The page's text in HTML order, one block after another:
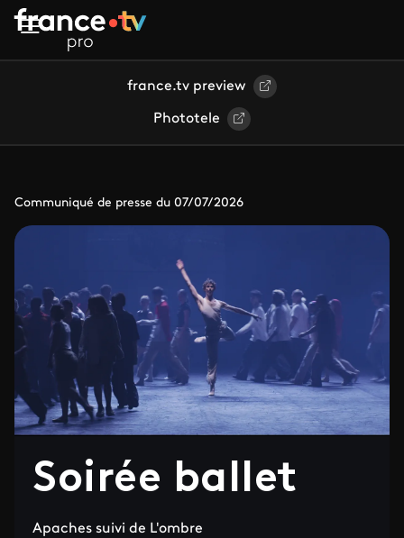
Aller au contenu principal
france.tv preview
Phototele
Communiqué de presse du 07/07/2026
Soirée ballet
Apaches suivi de L'ombre